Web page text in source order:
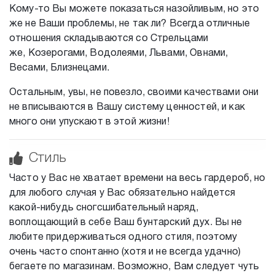
Кому-то Вы можете показаться назойливым, но это
же не Ваши проблемы, не так ли? Всегда отличные
отношения складываются со Стрельцами
же, Козерогами, Водолеями, Львами, Овнами,
Весами, Близнецами.
Остальным, увы, не повезло, своими качествами они
не вписываются в Вашу систему ценностей, и как
много они упускают в этой жизни!
Стиль
Часто у Вас не хватает времени на весь гардероб, но
для любого случая у Вас обязательно найдется
какой-нибудь сногсшибательный наряд,
воплощающий в себе Ваш бунтарский дух. Вы не
любите придерживаться одного стиля, поэтому
очень часто спонтанно (хотя и не всегда удачно)
бегаете по магазинам. Возможно, Вам следует чуть